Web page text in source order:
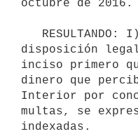
octubre de 2016.
disposición
inciso primero
dinero que
Interior por
multas, se
indexadas.